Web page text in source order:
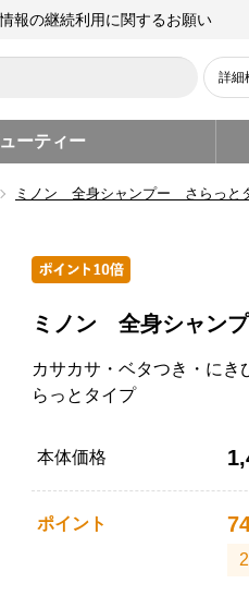
報の継続利用に関するお願い
詳細
ーティー
ミノン 全身シャンプー さらっと
ミノン 全身シャン
カサカサ・ベタつき・に
らっとタイプ
本体価格
ポイント